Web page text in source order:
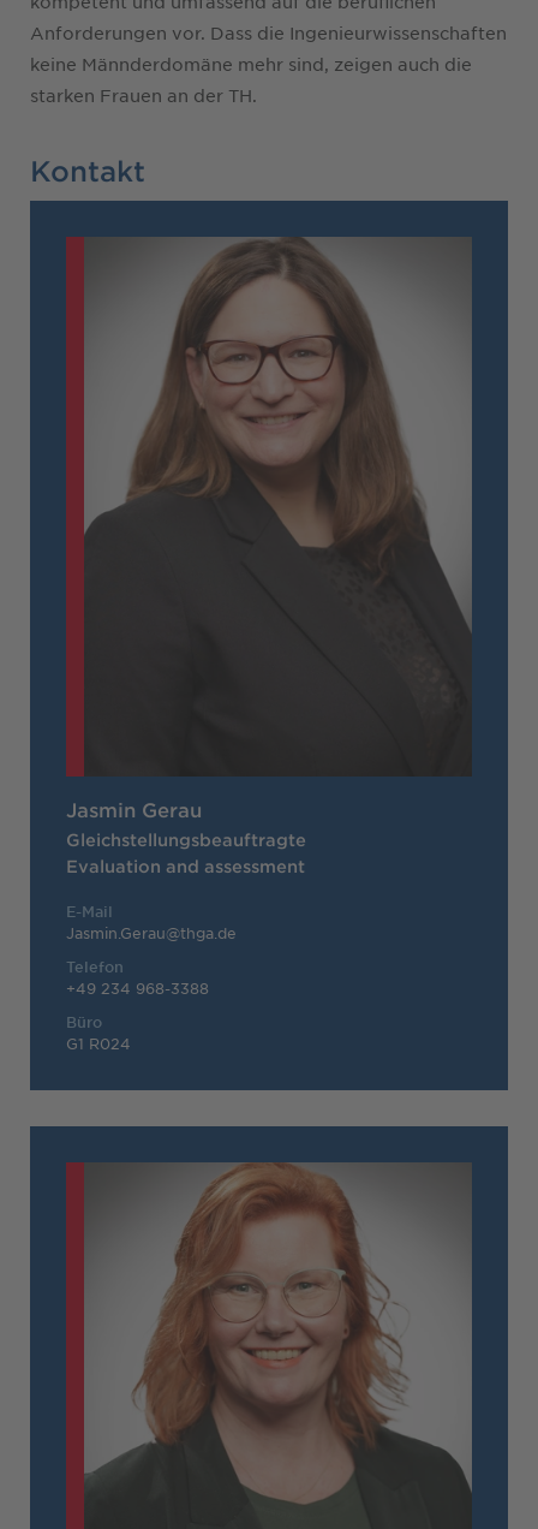
Anforderungen vor. Dass die Ingenieurwissenschaften
keine Männderdomäne mehr sind, zeigen auch die
starken Frauen an der TH.
Kontakt
Jasmin Gerau
Gleichstellungsbeauftragte
Evaluation and assessment
E-Mail
Jasmin.Gerau@thga.de
Telefon
+49 234 968-3388
Büro
G1 R024